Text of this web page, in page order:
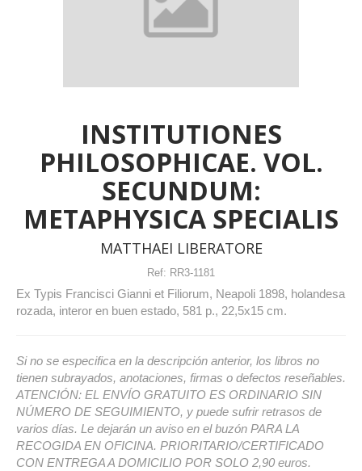
INSTITUTIONES
PHILOSOPHICAE. VOL.
SECUNDUM:
METAPHYSICA SPECIALIS
MATTHAEI LIBERATORE
Ref: RR3-1181
Ex Typis Francisci Gianni et Filiorum, Neapoli 1898, holandesa
rozada, interor en buen estado, 581 p., 22,5x15 cm.
Si no se especifica en la descripción anterior, los libros no
tienen subrayados, anotaciones, firmas o defectos reseñables.
ATENCIÓN: EL ENVÍO GRATUITO ES ORDINARIO SIN
NÚMERO DE SEGUIMIENTO, y puede sufrir retrasos de
varios días. Le dejarán un aviso en el buzón PARA LA
RECOGIDA EN OFICINA. PRIORITARIO/CERTIFICADO
CON ENTREGA A DOMICILIO POR SOLO 2,90 euros.